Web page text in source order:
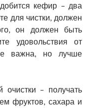
кефир – два
для чистки, должен
он должен быть
удовольствия от
важна, но лучше
– получать
фруктов, сахара и